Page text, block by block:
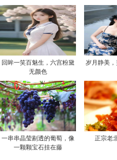
回眸一笑百魅生，六宫粉黛
无颜色
岁月静美
一串串晶莹剔透的葡萄，像
一颗颗宝石挂在藤
正宗老